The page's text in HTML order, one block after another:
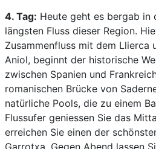
4. Tag: Heute geht es bergab in
längsten Fluss dieser Region.
Zusammenfluss mit dem Llierca
Aniol, beginnt der historische
zwischen Spanien und
romanischen Brücke von
natürliche Pools, die zu einem
Flussufer geniessen Sie das
erreichen Sie einen der